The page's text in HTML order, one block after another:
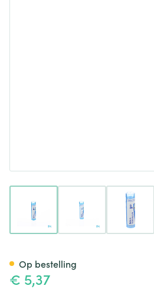
View larger image
View
€ 5,37
Op bestelling